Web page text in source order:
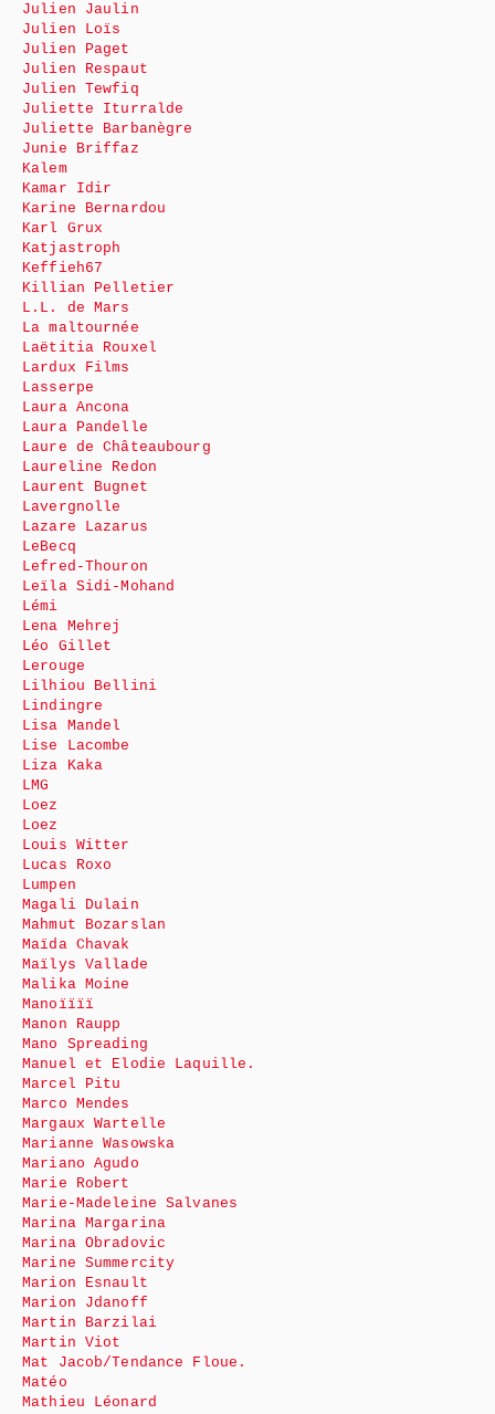
Julien Jaulin
Julien Loïs
Julien Paget
Julien Respaut
Julien Tewfiq
Juliette Iturralde
Juliette Barbanègre
Junie Briffaz
Kalem
Kamar Idir
Karine Bernardou
Karl Grux
Katjastroph
Keffieh67
Killian Pelletier
L.L. de Mars
La maltournée
Laëtitia Rouxel
Lardux Films
Lasserpe
Laura Ancona
Laura Pandelle
Laure de Châteaubourg
Laureline Redon
Laurent Bugnet
Lavergnolle
Lazare Lazarus
LeBecq
Lefred-Thouron
Leïla Sidi-Mohand
Lémi
Lena Mehrej
Léo Gillet
Lerouge
Lilhiou Bellini
Lindingre
Lisa Mandel
Lise Lacombe
Liza Kaka
LMG
Loez
Loez
Louis Witter
Lucas Roxo
Lumpen
Magali Dulain
Mahmut Bozarslan
Maïda Chavak
Maïlys Vallade
Malika Moine
Manoïïïï
Manon Raupp
Mano Spreading
Manuel et Elodie Laquille.
Marcel Pitu
Marco Mendes
Margaux Wartelle
Marianne Wasowska
Mariano Agudo
Marie Robert
Marie-Madeleine Salvanes
Marina Margarina
Marina Obradovic
Marine Summercity
Marion Esnault
Marion Jdanoff
Martin Barzilai
Martin Viot
Mat Jacob/Tendance Floue.
Matéo
Mathieu Léonard